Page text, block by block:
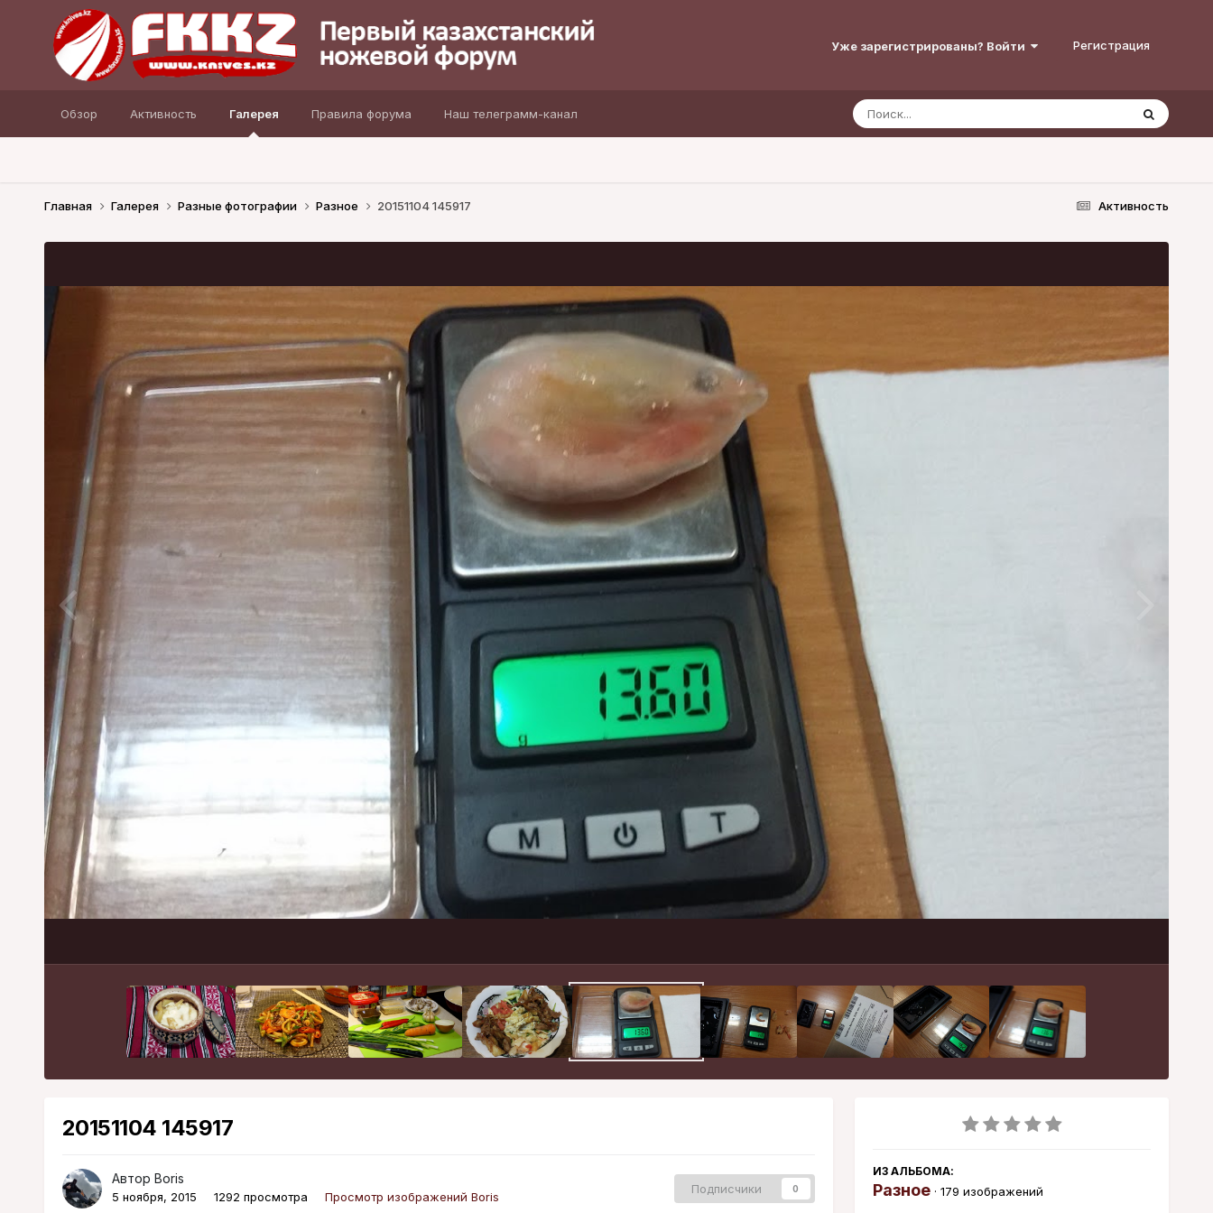
Уже зарегистрированы? Войти Регистрация
Обзор Активность Галерея Правила форума Наш телеграмм-канал
Активность
Главная Галерея Разные фотографии Разное 20151104 145917
20151104 145917
Автор Boris
5 ноября, 2015 1292 просмотра Просмотр изображений Boris
Подписчики 0
ИЗ АЛЬБОМА:
Разное · 179 изображений